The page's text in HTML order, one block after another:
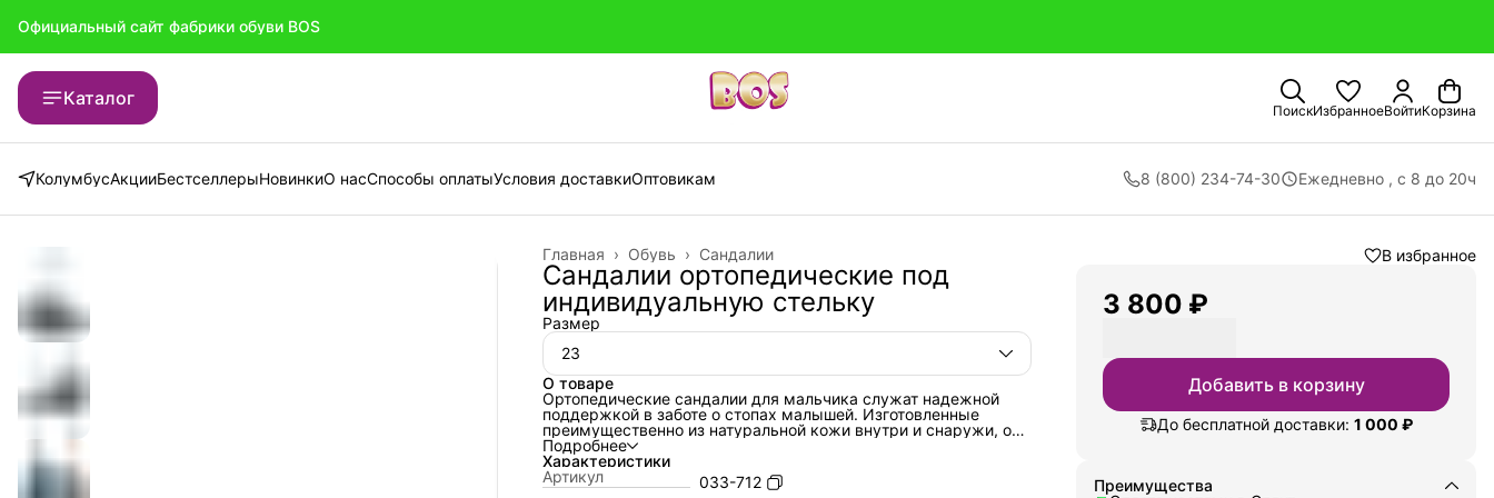
Официальный сайт фабрики обуви BOS
Официальный сайт фабрики обуви BOS
Каталог
ПоискИзбранноеВойтиКорзина
КолумбусАкцииБестселлерыНовинкиО насСпособы оплатыУсловия доставкиОптовикам 8 (800) 234-74-30 Ежедневно , с 8 до 20ч
Сандалии
Обувь ›
Главная ›
Сандалии ортопедические под
индивидуальную стельку
Размер
23
О товаре
Ортопедические сандалии для мальчика служат надежной
поддержкой в заботе о стопах малышей. Изготовленные
преимущественно из натуральной кожи внутри и снаружи, они
созданы с учётом потребностей детской ортопедии. Особое
внимание уделено максимально возможной плотной фиксации
голеностопа, что полезно при профилактике и лечении
плоскостопия. Ортопедия акцентирует внимание на
Подробнее
Характеристики
Артикул
033-712
В избранное
3 800 ₽
Добавить в корзину
До бесплатной доставки: 1 000 ₽
Преимущества